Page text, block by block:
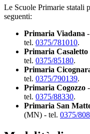
Le Scuole Primarie statali
seguenti:
Primaria Viadana
tel. 0375/781010.
Primaria Casaletto
tel. 0375/85180.
Primaria
tel. 0375/790139.
Primaria Cogozzo
tel. 0375/88330.
Primaria San
(MN) - tel. 0375/